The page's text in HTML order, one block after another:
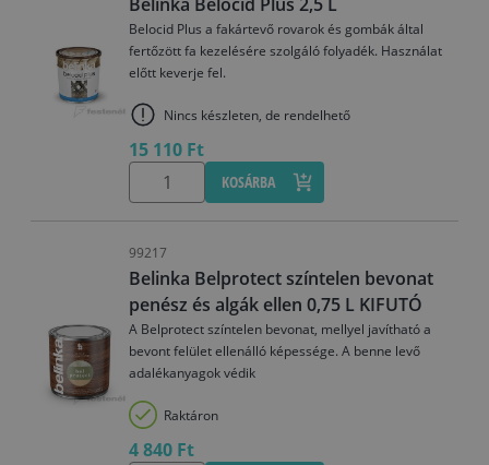
Belocid Plus a fakártevő rovarok és gombák által
fertőzött fa kezelésére szolgáló folyadék. Használat
előtt keverje fel.
Nincs készleten, de rendelhető
15 110 Ft
KOSÁRBA
99217
Belinka Belprotect színtelen bevonat
penész és algák ellen 0,75 L KIFUTÓ
A Belprotect színtelen bevonat, mellyel javítható a
bevont felület ellenálló képessége. A benne levő
adalékanyagok védik
Raktáron
4 840 Ft